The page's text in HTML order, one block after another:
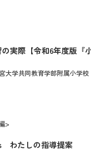
実際【令和6年度版『
大学共同教育学部附属小
わたしの指導提案
>